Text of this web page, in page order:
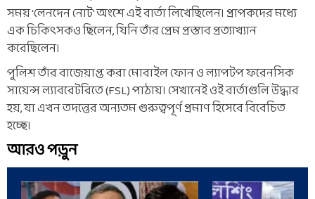
সময় 'লেনদেন নোট' অংশে এই বার্তা লিখেছিলেন। প্রাপকদের মধ্যে
এক চিকিৎসকও ছিলেন, যিনি তাঁর প্রেম প্রস্তাব প্রত্যাখ্যান
করেছিলেন।
পুলিশ তাঁর বাজেয়াপ্ত করা মোবাইল ফোন ও ল্যাপটপ ফরেনসিক
সায়েন্স ল্যাবরেটরিতে (FSL) পাঠায়। সেখানেই ওই বার্তাগুলি উদ্ধার
হয়, যা এখন তদন্তের অন্যতম গুরুত্বপূর্ণ প্রমাণ হিসেবে বিবেচিত
হচ্ছে।
আরও পড়ুন